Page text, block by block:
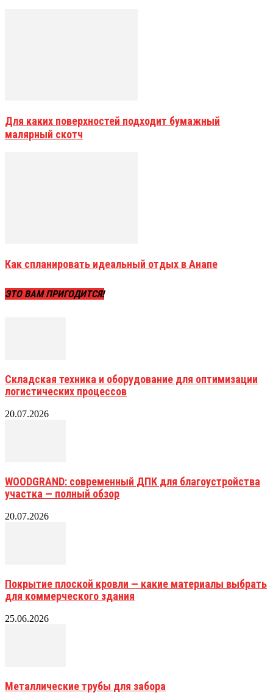
Для каких поверхностей подходит бумажный
малярный скотч
Как спланировать идеальный отдых в Анапе
ЭТО ВАМ ПРИГОДИТСЯ!
Складская техника и оборудование для оптимизации
логистических процессов
20.07.2026
WOODGRAND: современный ДПК для благоустройства
участка — полный обзор
20.07.2026
Покрытие плоской кровли — какие материалы выбрать
для коммерческого здания
25.06.2026
Металлические трубы для забора